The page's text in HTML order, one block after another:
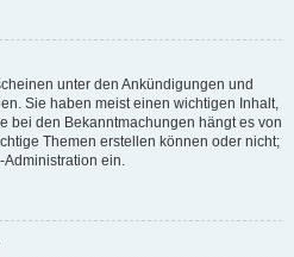
unter den Ankündigungen und
Sie haben meist einen wichtigen Inhalt,
bei den Bekanntmachungen hängt es von
Themen erstellen können oder nicht;
ein.